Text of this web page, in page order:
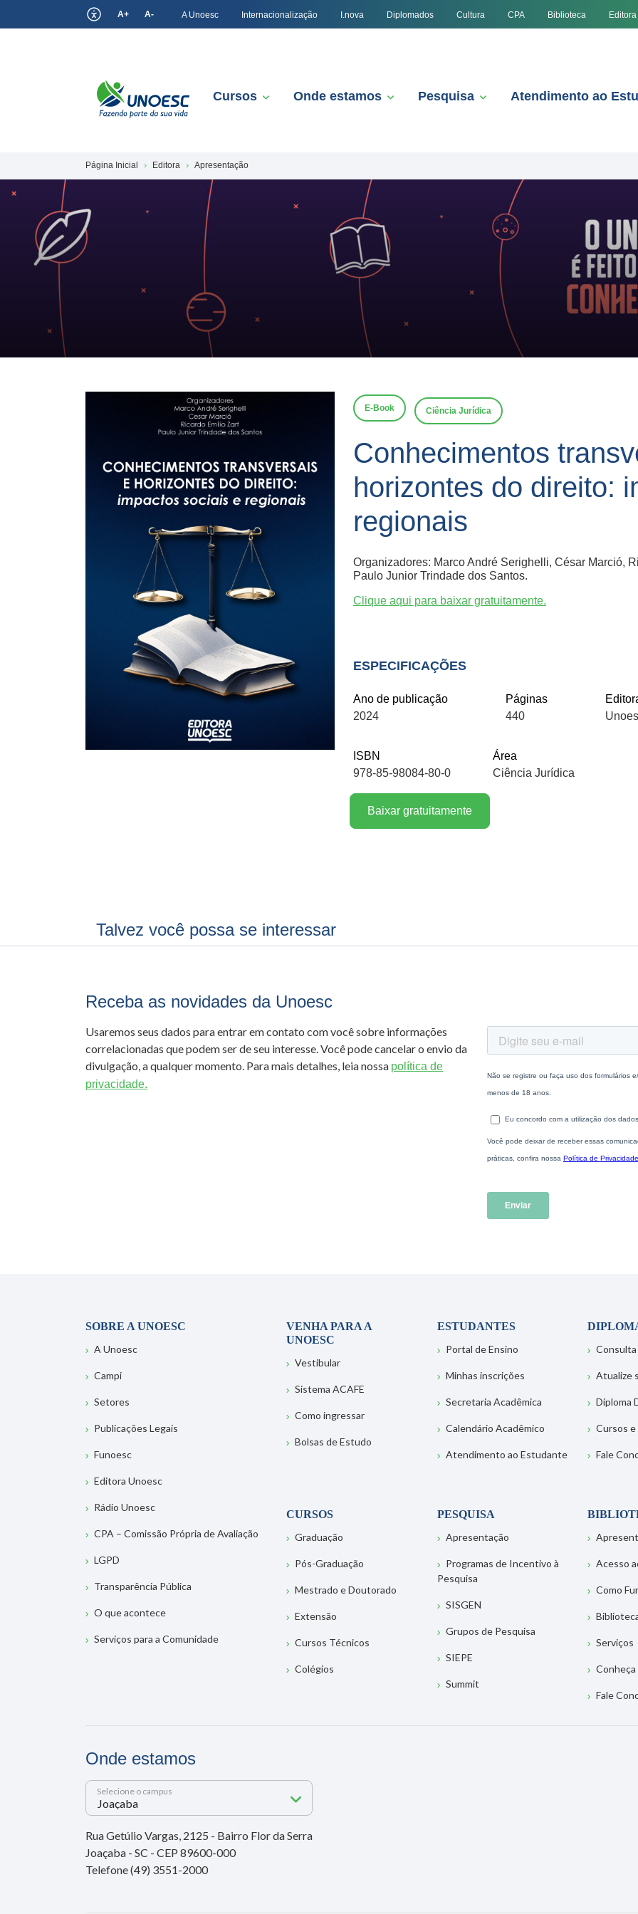
A+ A- A Unoesc Internacionalização I.nova Diplomados Cultura CPA Biblioteca Editora
Cursos Onde estamos Pesquisa Atendimento ao
Página Inicial Editora Apresentação
E-Book Ciência Jurídica
Conhecimentos
horizontes do direito:
regionais
Organizadores: Marco André Serighelli, César Marció,
Paulo Junior Trindade dos Santos.
Clique aqui para baixar gratuitamente.
ESPECIFICAÇÕES
Ano de publicação
2024
Páginas
440
ISBN
978-85-98084-80-0
Área
Ciência Jurídica
Baixar gratuitamente
Talvez você possa se interessar
Receba as novidades da Unoesc
Usaremos seus dados para entrar em contato com você sobre informações
correlacionadas que podem ser de seu interesse. Você pode cancelar o envio da
divulgação, a qualquer momento. Para mais detalhes, leia nossa política de
privacidade.
SOBRE A UNOESC
A Unoesc
Campi
Setores
Publicações Legais
Funoesc
Editora Unoesc
Rádio Unoesc
CPA – Comissão Própria de Avaliação
LGPD
Transparência Pública
O que acontece
Serviços para a Comunidade
VENHA PARA A
UNOESC
Vestibular
Sistema ACAFE
Como ingressar
Bolsas de Estudo
ESTUDANTES
Portal de Ensino
Minhas inscrições
Secretaria Acadêmica
Calendário Acadêmico
Atendimento ao Estudante
Consulta
Atualize
Diploma
Cursos
Fale
CURSOS
Graduação
Pós-Graduação
Mestrado e Doutorado
Extensão
Cursos Técnicos
Colégios
PESQUISA
Apresentação
Programas de Incentivo à
Pesquisa
SISGEN
Grupos de Pesquisa
SIEPE
Summit
Acesso
Como
Serviços
Fale
Onde estamos
Selecione o campus
Rua Getúlio Vargas, 2125 - Bairro Flor da Serra
Joaçaba - SC - CEP 89600-000
Telefone (49) 3551-2000